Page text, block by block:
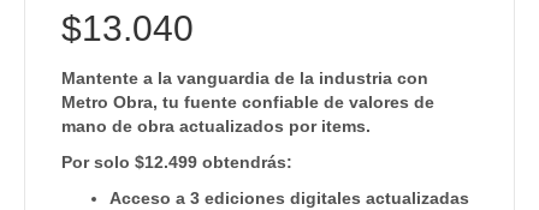
$13.040
Mantente a la vanguardia de la industria con
Metro Obra, tu fuente confiable de valores de
mano de obra actualizados por items.
Por solo $12.499 obtendrás:
Acceso a 3 ediciones digitales actualizadas